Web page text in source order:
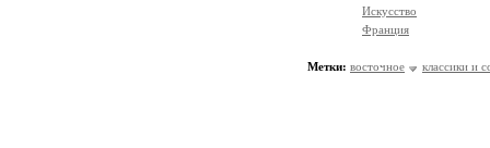
Искусство
Франция
Метки: восточное классики и